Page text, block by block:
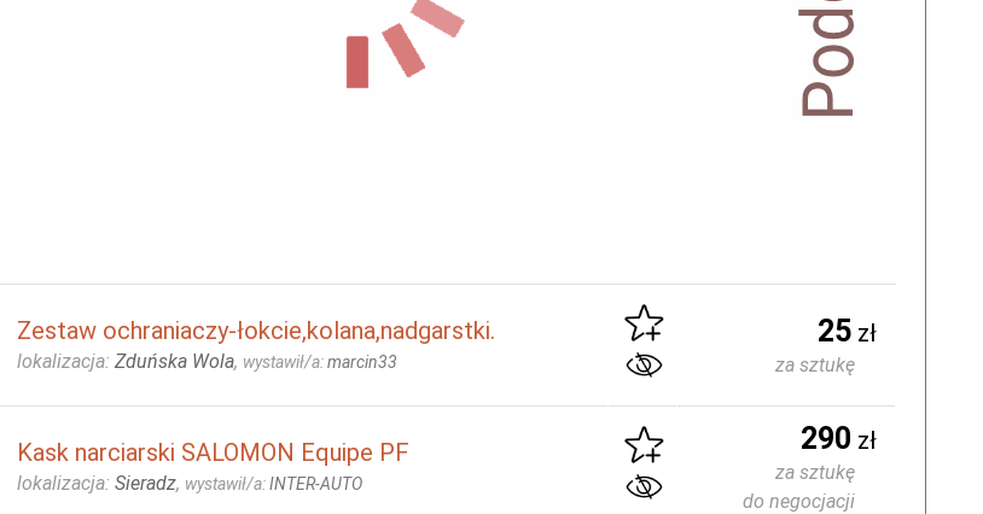
Zestaw ochraniaczy-łokcie,kolana,nadgarstki.
lokalizacja: Zduńska Wola, wystawił/a:marcin33
25 zł
za sztukę
Kask narciarski SALOMON Equipe PF
lokalizacja: Sieradz, wystawił/a:INTER-AUTO
290 zł
za sztukę
do negocjacji